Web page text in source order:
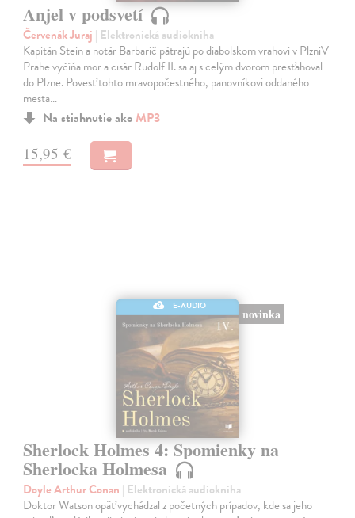
Anjel v podsvetí
Červenák Juraj | Elektronická audiokniha
Kapitán Stein a notár Barbarič pátrajú po diabolskom vrahovi v PlzniV
Prahe vyčíňa mor a cisár Rudolf II. sa aj s celým dvorom presťahoval
do Plzne. Povesť tohto mravopočestného, panovníkovi oddaného
mesta…
Na stiahnutie ako MP3
15,95 €
E-AUDIO
novinka
Sherlock Holmes 4: Spomienky na
Sherlocka Holmesa
Doyle Arthur Conan | Elektronická audiokniha
Doktor Watson opäť vychádzal z početných prípadov, kde sa jeho